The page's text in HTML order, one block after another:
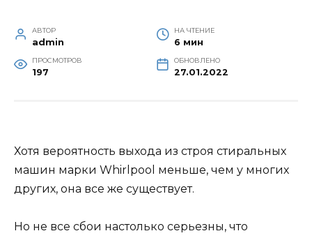
АВТОР
admin
НА ЧТЕНИЕ
6 мин
ПРОСМОТРОВ
197
ОБНОВЛЕНО
27.01.2022
Хотя вероятность выхода из строя стиральных
машин марки Whirlpool меньше, чем у многих
других, она все же существует.
Но не все сбои настолько серьезны, что